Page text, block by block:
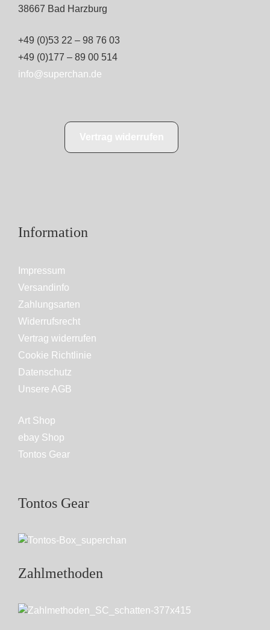
38667 Bad Harzburg
+49 (0)53 22 – 98 76 03
+49 (0)177 – 89 00 514
info@superchan.de
Information
Impressum
Versandinfo
Zahlungsarten
Widerrufsrecht
Vertrag widerrufen
Cookie Richtlinie
Datenschutz
Unsere AGB
Art Shop
ebay Shop
Tontos Gear
Tontos Gear
Zahlmethoden